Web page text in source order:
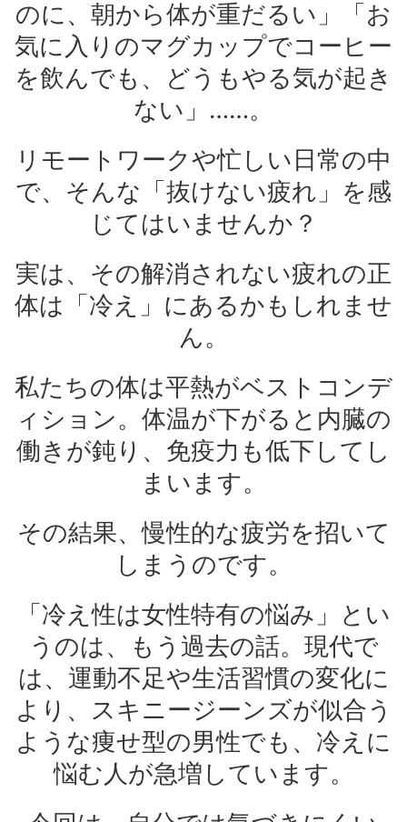
のに、朝から体が重だるい」「お
気に入りのマグカップでコーヒー
を飲んでも、どうもやる気が起き
ない」……。
リモートワークや忙しい日常の中
で、そんな「抜けない疲れ」を感
じてはいませんか？
実は、その解消されない疲れの正
体は「冷え」にあるかもしれませ
ん。
私たちの体は平熱がベストコンデ
ィション。体温が下がると内臓の
働きが鈍り、免疫力も低下してし
まいます。
その結果、慢性的な疲労を招いて
しまうのです。
「冷え性は女性特有の悩み」とい
うのは、もう過去の話。現代で
は、運動不足や生活習慣の変化に
より、スキニージーンズが似合う
ような痩せ型の男性でも、冷えに
悩む人が急増しています。